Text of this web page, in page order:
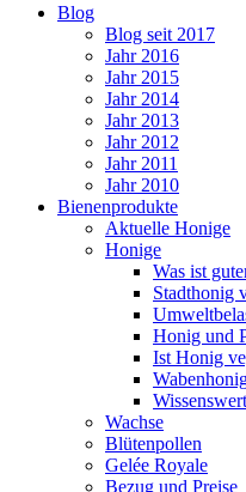
Blog
Blog seit 2017
Jahr 2016
Jahr 2015
Jahr 2014
Jahr 2013
Jahr 2012
Jahr 2011
Jahr 2010
Bienenprodukte
Aktuelle Honige
Honige
Was ist
Stadthonig
Honig und
Ist Honig
Wachse
Blütenpollen
Gelée Royale
Bezug und Preise